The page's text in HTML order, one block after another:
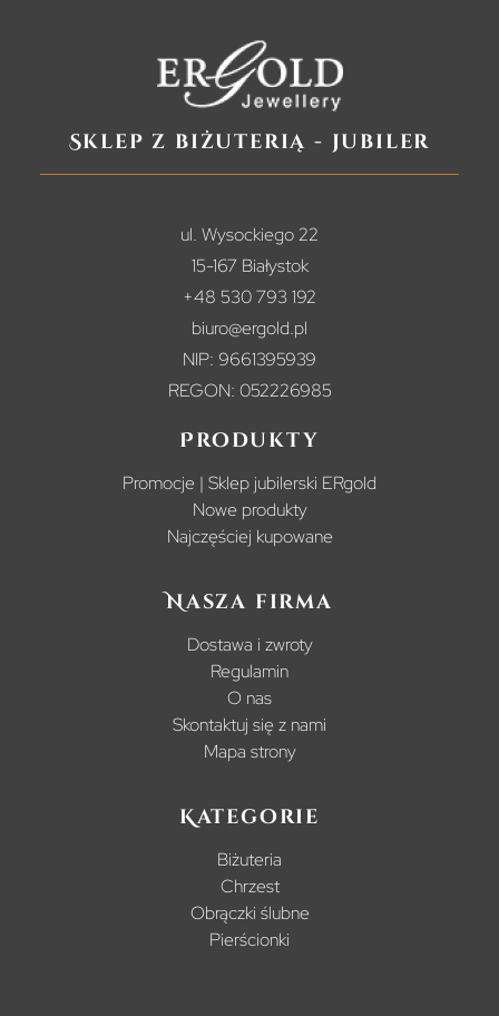
Sklep z biżuterią - jubiler
ul. Wysockiego 22
15-167 Białystok
+48 530 793 192
biuro@ergold.pl
NIP: 9661395939
REGON: 052226985
Produkty
Promocje | Sklep jubilerski ERgold
Nowe produkty
Najczęściej kupowane
Nasza firma
Dostawa i zwroty
Regulamin
O nas
Skontaktuj się z nami
Mapa strony
Kategorie
Biżuteria
Chrzest
Obrączki ślubne
Pierścionki